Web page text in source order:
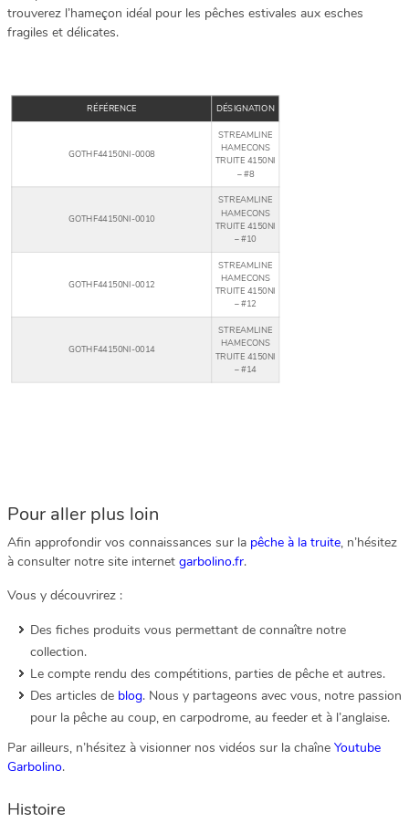
trouverez l’hameçon idéal pour les pêches estivales aux esches
fragiles et délicates.
RÉFÉRENCE DÉSIGNATION
GOTHF44150NI-0008
STREAMLINE
HAMECONS
TRUITE 4150NI
– #8
GOTHF44150NI-0010
STREAMLINE
HAMECONS
TRUITE 4150NI
– #10
GOTHF44150NI-0012
STREAMLINE
HAMECONS
TRUITE 4150NI
– #12
GOTHF44150NI-0014
STREAMLINE
HAMECONS
TRUITE 4150NI
– #14
Pour aller plus loin
Afin approfondir vos connaissances sur la pêche à la truite, n’hésitez
à consulter notre site internet garbolino.fr.
Vous y découvrirez :
Des fiches produits vous permettant de connaître notre
collection.
Le compte rendu des compétitions, parties de pêche et autres.
Des articles de blog. Nous y partageons avec vous, notre passion
pour la pêche au coup, en carpodrome, au feeder et à l’anglaise.
Par ailleurs, n’hésitez à visionner nos vidéos sur la chaîne Youtube
Garbolino.
Histoire